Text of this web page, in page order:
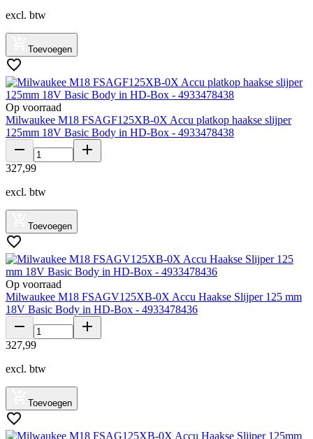
excl. btw
Toevoegen
Op voorraad
Milwaukee M18 FSAGF125XB-0X Accu platkop haakse slijper
125mm 18V Basic Body in HD-Box - 4933478438
327,99
excl. btw
Toevoegen
Op voorraad
Milwaukee M18 FSAGV125XB-0X Accu Haakse Slijper 125 mm
18V Basic Body in HD-Box - 4933478436
327,99
excl. btw
Toevoegen